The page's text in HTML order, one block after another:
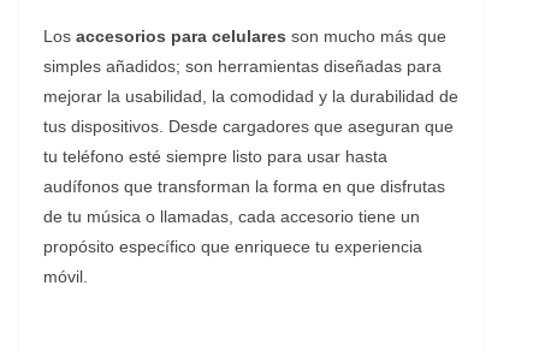
Los accesorios para celulares son mucho más que
simples añadidos; son herramientas diseñadas para
mejorar la usabilidad, la comodidad y la durabilidad de
tus dispositivos. Desde cargadores que aseguran que
tu teléfono esté siempre listo para usar hasta
audífonos que transforman la forma en que disfrutas
de tu música o llamadas, cada accesorio tiene un
propósito específico que enriquece tu experiencia
móvil.